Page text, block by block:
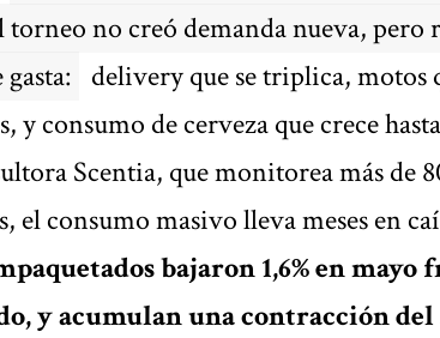
torneo no creó demanda nueva,
delivery que se triplica, motos
y consumo de cerveza que crece
Scentia, que monitorea más de
el consumo masivo lleva meses en
bajaron 1,6% en mayo
y acumulan una contracción